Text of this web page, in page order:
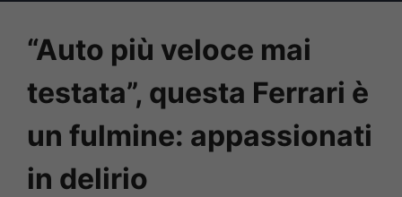
“Auto più veloce mai
testata”, questa Ferrari è
un fulmine: appassionati
in delirio